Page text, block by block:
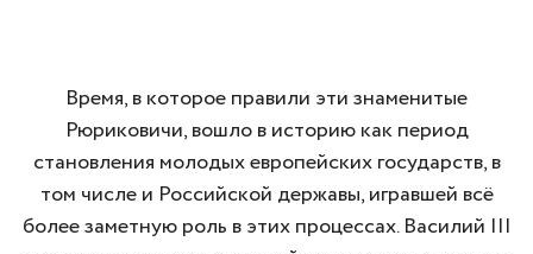
Время, в которое правили эти знаменитые
Рюриковичи, вошло в историю как период
становления молодых европейских государств, в
том числе и Российской державы, игравшей всё
более заметную роль в этих процессах. Василий III